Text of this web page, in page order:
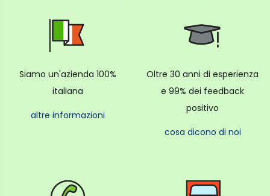
Siamo un'azienda 100%
italiana
altre informazioni
Oltre 30 anni di esperienza
e 99% dei feedback
positivo
cosa dicono di noi